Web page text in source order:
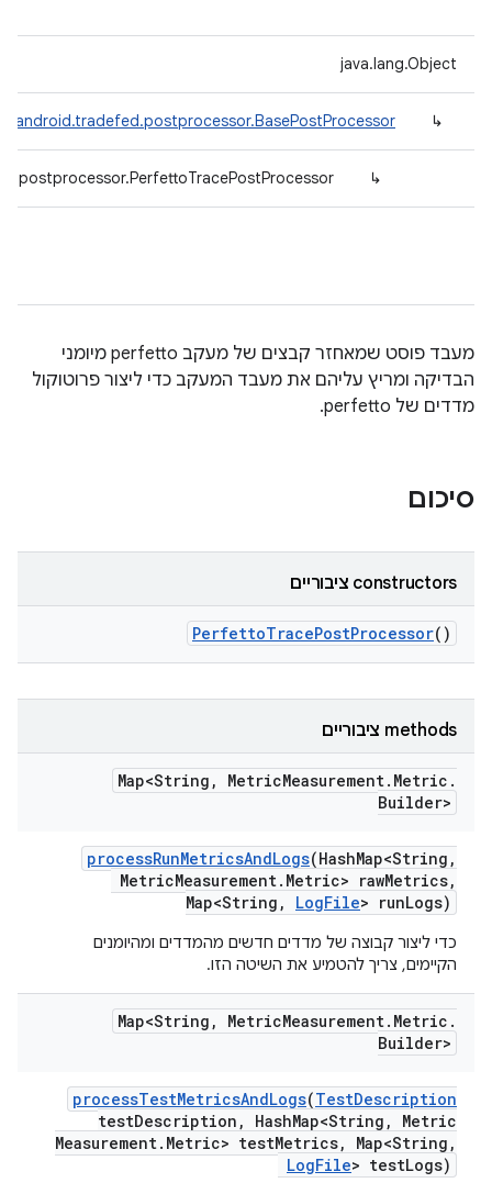
java.lang.Object
↳
↳
מעבד פוסט שמאחזר קבצים של מעקב perfetto מיומני
הבדיקה ומריץ עליהם את מעבד המעקב כדי ליצור פרוטוקול
מדדים של perfetto.
סיכום
‫constructors ציבוריים
PerfettoTracePostProcessor()
‫methods ציבוריים
Map<String , MetricMeasurement. Metric .
Builder>
processRunMetricsAndLogs(HashMap<String ,
MetricMeasurement. Metric> rawMetrics,
Map<String , LogFile> runLogs)
כדי ליצור קבוצה של מדדים חדשים מהמדדים ומהיומנים
הקיימים, צריך להטמיע את השיטה הזו.
Map<String , MetricMeasurement. Metric .
Builder>
processTestMetricsAndLogs(TestDescription
testDescription , HashMap<String ,
Metric
Measurement. Metric> testMetrics, Map<String ,
LogFile> testLogs)